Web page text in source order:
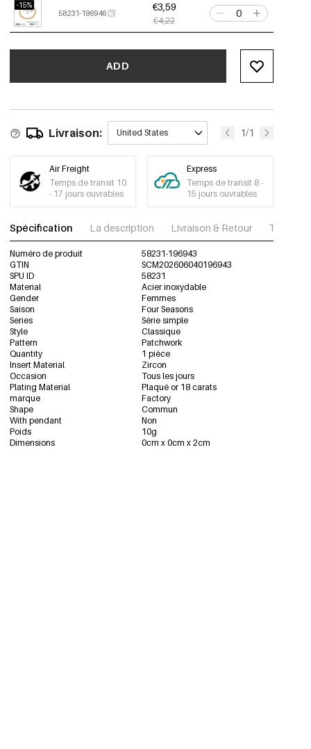
-15%
58231-196946
€3,59
€4,22
ADD
Livraison: United States 1/1
Air Freight
Temps de transit 10
- 17 jours ouvrables
Express
Temps de transit 8 -
15 jours ouvrables
Spécification La description Livraison & Retour
Numéro de produit
58231-196943
GTIN
SCM202606040196943
SPU ID
58231
Material
Acier inoxydable
Gender
Femmes
Saison
Four Seasons
Series
Série simple
Style
Classique
Pattern
Patchwork
Quantity
1 pièce
Insert Material
Zircon
Occasion
Tous les jours
Plating Material
Plaqué or 18 carats
marque
Factory
Shape
Commun
With pendant
Non
Poids
10g
Dimensions
0cm x 0cm x 2cm